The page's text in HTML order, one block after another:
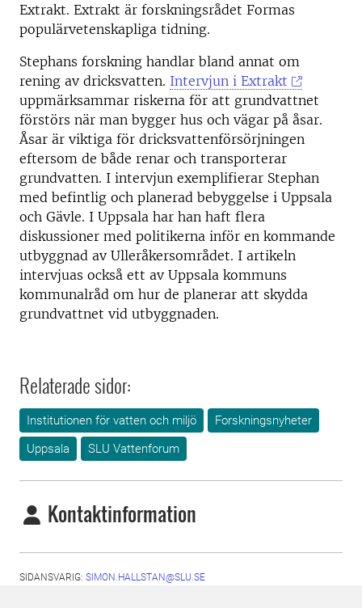
Extrakt. Extrakt är forskningsrådet Formas
populärvetenskapliga tidning.
Stephans forskning handlar bland annat om
rening av dricksvatten. Intervjun i Extrakt
uppmärksammar riskerna för att grundvattnet
förstörs när man bygger hus och vägar på åsar.
Åsar är viktiga för dricksvattenförsörjningen
eftersom de både renar och transporterar
grundvatten. I intervjun exemplifierar Stephan
med befintlig och planerad bebyggelse i Uppsala
och Gävle. I Uppsala har han haft flera
diskussioner med politikerna inför en kommande
utbyggnad av Ulleråkersområdet. I artikeln
intervjuas också ett av Uppsala kommuns
kommunalråd om hur de planerar att skydda
grundvattnet vid utbyggnaden.
Relaterade sidor:
Institutionen för vatten och miljö
Forskningsnyheter
Uppsala
SLU Vattenforum
Kontaktinformation
SIDANSVARIG: SIMON.HALLSTAN@SLU.SE